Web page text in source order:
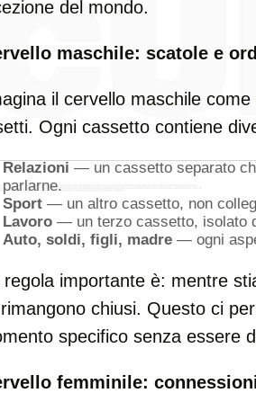
del mondo.
maschile: scatole e
il cervello maschile
Ogni cassetto contiene
Relazioni — un cassetto separato
parlarne.
Sport — un altro cassetto, non
Lavoro — un terzo cassetto, isolato
Auto, soldi, figli, madre — ogni
regola importante è: mentre
chiusi. Questo ci
specifico senza essere
femminile: